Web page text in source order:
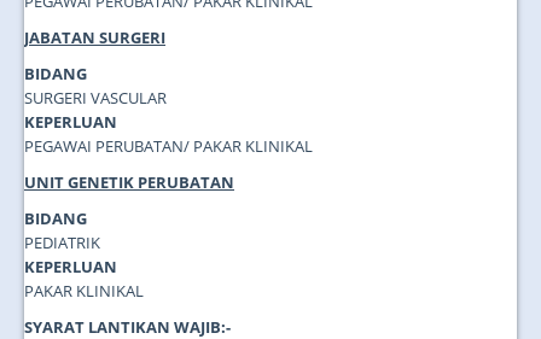
JABATAN SURGERI
BIDANG
SURGERI VASCULAR
KEPERLUAN
PEGAWAI PERUBATAN/ PAKAR KLINIKAL
UNIT GENETIK PERUBATAN
BIDANG
PEDIATRIK
KEPERLUAN
PAKAR KLINIKAL
SYARAT LANTIKAN WAJIB:-